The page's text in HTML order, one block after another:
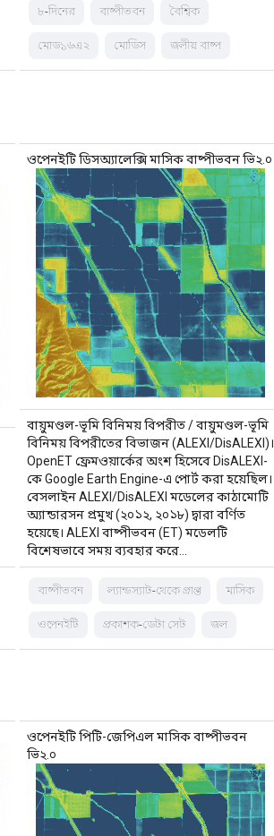
৮-দিনের বাষ্পীভবন বৈশ্বিক
মোড১৬এ২ মোডিস জলীয় বাষ্প
ওপেনইটি ডিসঅ্যালেক্সি মাসিক বাষ্পীভবন ভি২.০
বায়ুমণ্ডল-ভূমি বিনিময় বিপরীত / বায়ুমণ্ডল-ভূমি
বিনিময় বিপরীতের বিভাজন (ALEXI/DisALEXI)।
OpenET ফ্রেমওয়ার্কের অংশ হিসেবে DisALEXI-
কে Google Earth Engine-এ পোর্ট করা হয়েছিল।
বেসলাইন ALEXI/DisALEXI মডেলের কাঠামোটি
অ্যান্ডারসন প্রমুখ (২০১২, ২০১৮) দ্বারা বর্ণিত
হয়েছে। ALEXI বাষ্পীভবন (ET) মডেলটি
বিশেষভাবে সময় ব্যবহার করে…
বাষ্পীভবন ল্যান্ডস্যাট-থেকে প্রাপ্ত মাসিক
ওপেনইটি প্রকাশক-ডেটা সেট জল
ওপেনইটি পিটি-জেপিএল মাসিক বাষ্পীভবন
ভি২.০